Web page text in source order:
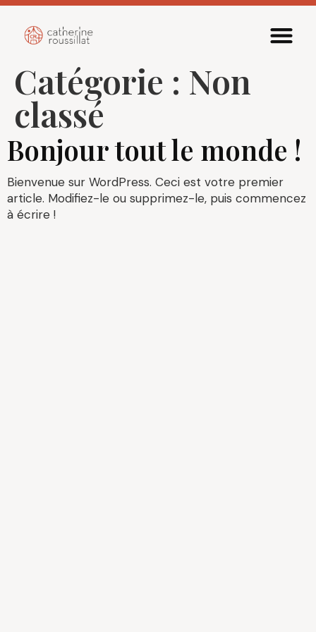
Catégorie : Non
classé
Bonjour tout le monde !
Bienvenue sur WordPress. Ceci est votre premier
article. Modifiez-le ou supprimez-le, puis commencez
à écrire !